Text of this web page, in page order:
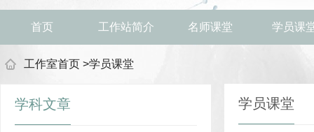
首页 工作站简介 名师课堂 学员课
工作室首页 >学员课堂
学科文章 学员课堂